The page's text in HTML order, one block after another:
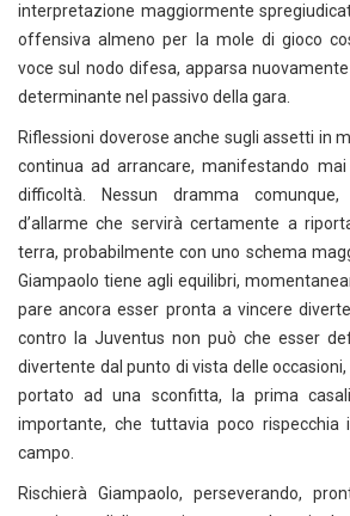
interpretazione maggiormente
offensiva almeno per la mole di gioco
voce sul nodo difesa, apparsa
determinante nel passivo della gara.
Riflessioni doverose anche sugli assetti in
continua ad arrancare, manifestando
difficoltà. Nessun dramma
d’allarme che servirà certamente a
terra, probabilmente con uno schema
Giampaolo tiene agli equilibri,
pare ancora esser pronta a vincere
contro la Juventus non può che esser
divertente dal punto di vista delle
portato ad una sconfitta, la prima
importante, che tuttavia poco rispecchia
campo.
Rischierà Giampaolo, perseverando,